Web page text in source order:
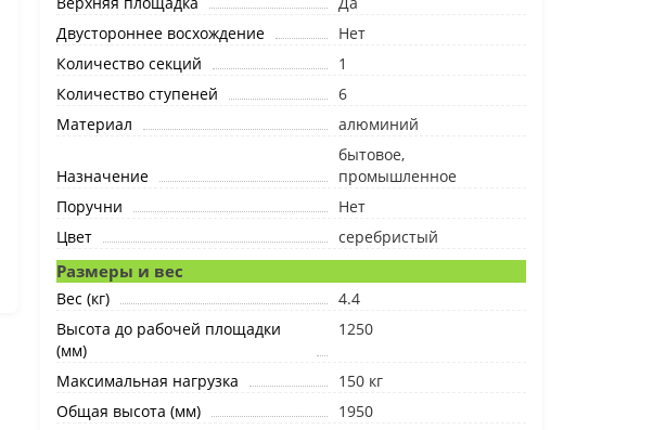
Двустороннее восхождение
Нет
Количество секций
1
Количество ступеней
6
Материал
алюминий
Назначение
бытовое,
промышленное
Поручни
Нет
Цвет
серебристый
Размеры и вес
Вес (кг)
4.4
Высота до рабочей площадки
(мм)
1250
Максимальная нагрузка
150 кг
Общая высота (мм)
1950